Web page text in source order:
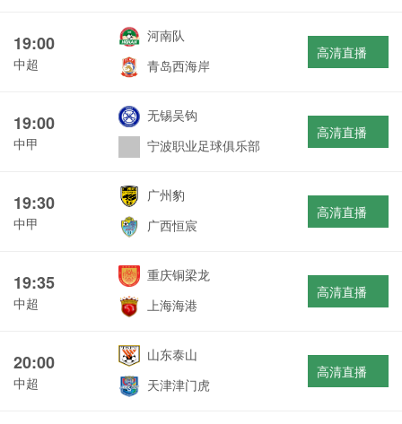
19:00
中超
河南队
青岛西海岸
高清直播
19:00
中甲
无锡吴钩
宁波职业足球俱乐部
高清直播
19:30
中甲
广州豹
广西恒宸
高清直播
19:35
中超
重庆铜梁龙
上海海港
高清直播
20:00
中超
山东泰山
天津津门虎
高清直播